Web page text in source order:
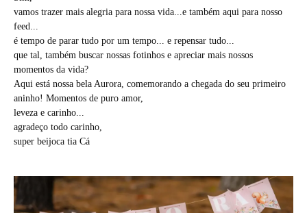
vamos trazer mais alegria para nossa vida...e também aqui para nosso
feed...
é tempo de parar tudo por um tempo... e repensar tudo...
que tal, também buscar nossas fotinhos e apreciar mais nossos
momentos da vida?
Aqui está nossa bela Aurora, comemorando a chegada do seu primeiro
aninho! Momentos de puro amor,
leveza e carinho...
agradeço todo carinho,
super beijoca tia Cá